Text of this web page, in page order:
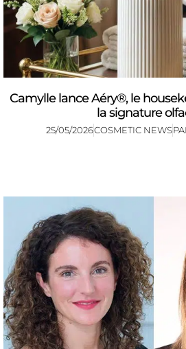
Camylle lance Aéry®, le
la signature
25/05/2026COSMETIC NEWS